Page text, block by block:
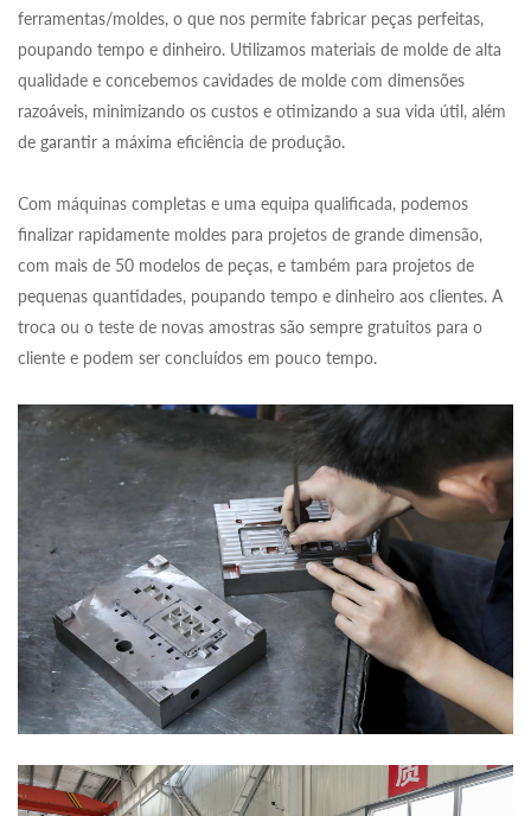
ferramentas/moldes, o que nos permite fabricar peças perfeitas,
poupando tempo e dinheiro. Utilizamos materiais de molde de alta
qualidade e concebemos cavidades de molde com dimensões
razoáveis, minimizando os custos e otimizando a sua vida útil, além
de garantir a máxima eficiência de produção.
Com máquinas completas e uma equipa qualificada, podemos
finalizar rapidamente moldes para projetos de grande dimensão,
com mais de 50 modelos de peças, e também para projetos de
pequenas quantidades, poupando tempo e dinheiro aos clientes. A
troca ou o teste de novas amostras são sempre gratuitos para o
cliente e podem ser concluídos em pouco tempo.